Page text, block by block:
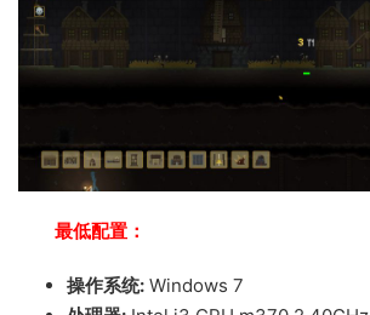
最低配置：
操作系统: Windows 7